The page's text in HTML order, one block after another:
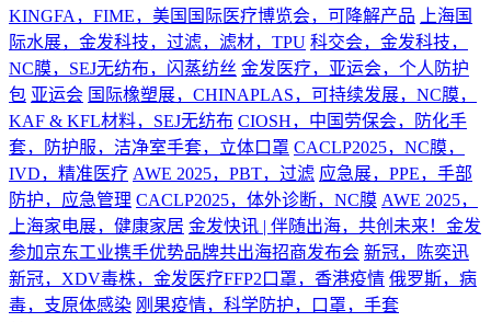
KINGFA，FIME，美国国际医疗博览会，可降解产品
上海国
际水展，金发科技，过滤，滤材，TPU 科交会，金发科技，
NC膜，SEJ无纺布，闪蒸纺丝 金发医疗，亚运会，个人防护
包 亚运会 国际橡塑展，CHINAPLAS，可持续发展，NC膜，
KAF & KFL材料，SEJ无纺布 CIOSH，中国劳保会，防化手
套，防护服，洁净室手套，立体口罩 CACLP2025，NC膜，
IVD，精准医疗 AWE 2025，PBT，过滤 应急展，PPE，手部
防护，应急管理 CACLP2025，体外诊断，NC膜 AWE 2025，
上海家电展，健康家居 金发快讯 | 伴随出海，共创未来！金发
参加京东工业携手优势品牌共出海招商发布会 新冠，陈奕迅
新冠，XDV毒株，金发医疗FFP2口罩，香港疫情 俄罗斯，病
毒，支原体感染 刚果疫情，科学防护，口罩，手套